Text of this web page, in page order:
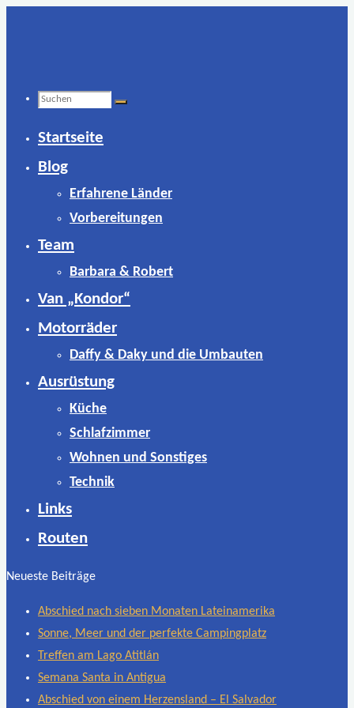
Suchen
nach:
Startseite
Blog
Erfahrene Länder
Vorbereitungen
Team
Barbara & Robert
Van „Kondor“
Motorräder
Daffy & Daky und die Umbauten
Ausrüstung
Küche
Schlafzimmer
Wohnen und Sonstiges
Technik
Links
Routen
Neueste Beiträge
Abschied nach sieben Monaten Lateinamerika
Sonne, Meer und der perfekte Campingplatz
Treffen am Lago Atitlán
Semana Santa in Antigua
Abschied von einem Herzensland – El Salvador